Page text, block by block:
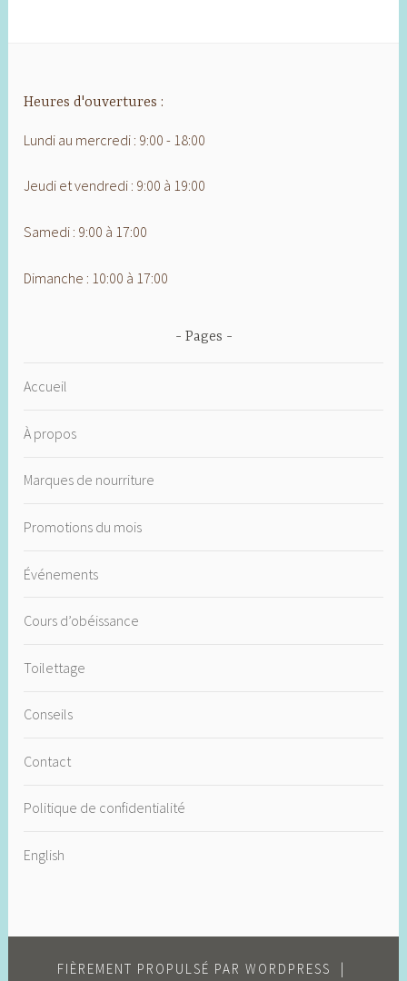
Heures d'ouvertures :
Lundi au mercredi : 9:00 - 18:00
Jeudi et vendredi : 9:00 à 19:00
Samedi : 9:00 à 17:00
Dimanche : 10:00 à 17:00
Pages
Accueil
À propos
Marques de nourriture
Promotions du mois
Événements
Cours d’obéissance
Toilettage
Conseils
Contact
Politique de confidentialité
English
FIÈREMENT PROPULSÉ PAR WORDPRESS |